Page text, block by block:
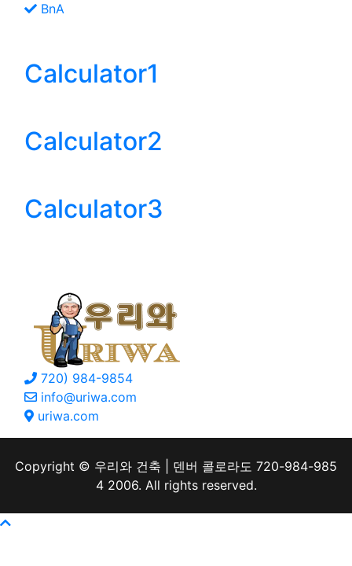
BnA
Calculator1
Calculator2
Calculator3
720) 984-9854
info@uriwa.com
uriwa.com
Copyright © 우리와 건축 | 덴버 콜로라도 720-984-985
4 2006. All rights reserved.